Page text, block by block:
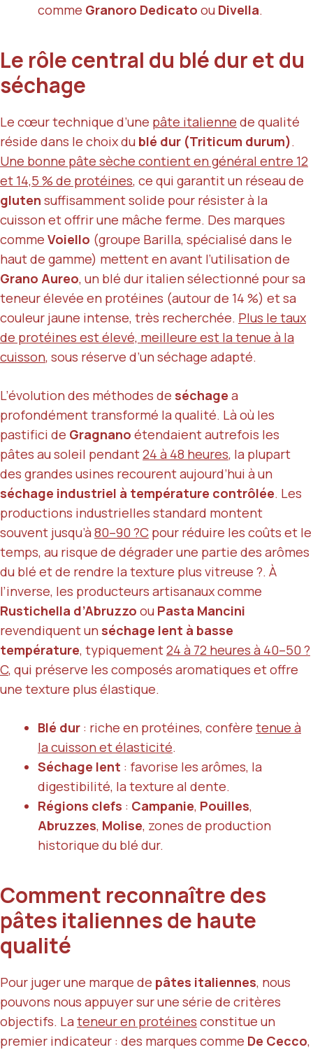
comme Granoro Dedicato ou Divella.
Le rôle central du blé dur et du
séchage
Le cœur technique d’une pâte italienne de qualité
réside dans le choix du blé dur (Triticum durum).
Une bonne pâte sèche contient en général entre 12
et 14,5 % de protéines, ce qui garantit un réseau de
gluten suffisamment solide pour résister à la
cuisson et offrir une mâche ferme. Des marques
comme Voiello (groupe Barilla, spécialisé dans le
haut de gamme) mettent en avant l’utilisation de
Grano Aureo, un blé dur italien sélectionné pour sa
teneur élevée en protéines (autour de 14 %) et sa
couleur jaune intense, très recherchée. Plus le taux
de protéines est élevé, meilleure est la tenue à la
cuisson, sous réserve d’un séchage adapté.
L’évolution des méthodes de séchage a
profondément transformé la qualité. Là où les
pastifici de Gragnano étendaient autrefois les
pâtes au soleil pendant24 à 48 heures, la plupart
des grandes usines recourent aujourd’hui à un
séchage industriel à température contrôlée. Les
productions industrielles standard montent
souvent jusqu’à 80–90 ?C pour réduire les coûts et le
temps, au risque de dégrader une partie des arômes
du blé et de rendre la texture plus vitreuse ?. À
l’inverse, les producteurs artisanaux comme
Rustichella d’Abruzzo ou Pasta Mancini
revendiquent un séchage lent à basse
température, typiquement24 à 72 heures à 40–50 ?
C, qui préserve les composés aromatiques et offre
une texture plus élastique.
Blé dur : riche en protéines, confère tenue à
la cuisson et élasticité.
Séchage lent : favorise les arômes, la
digestibilité, la texture al dente.
Régions clefs : Campanie, Pouilles,
Abruzzes, Molise, zones de production
historique du blé dur.
Comment reconnaître des
pâtes italiennes de haute
qualité
Pour juger une marque de pâtes italiennes, nous
pouvons nous appuyer sur une série de critères
objectifs. La teneur en protéines constitue un
premier indicateur : des marques comme De Cecco,